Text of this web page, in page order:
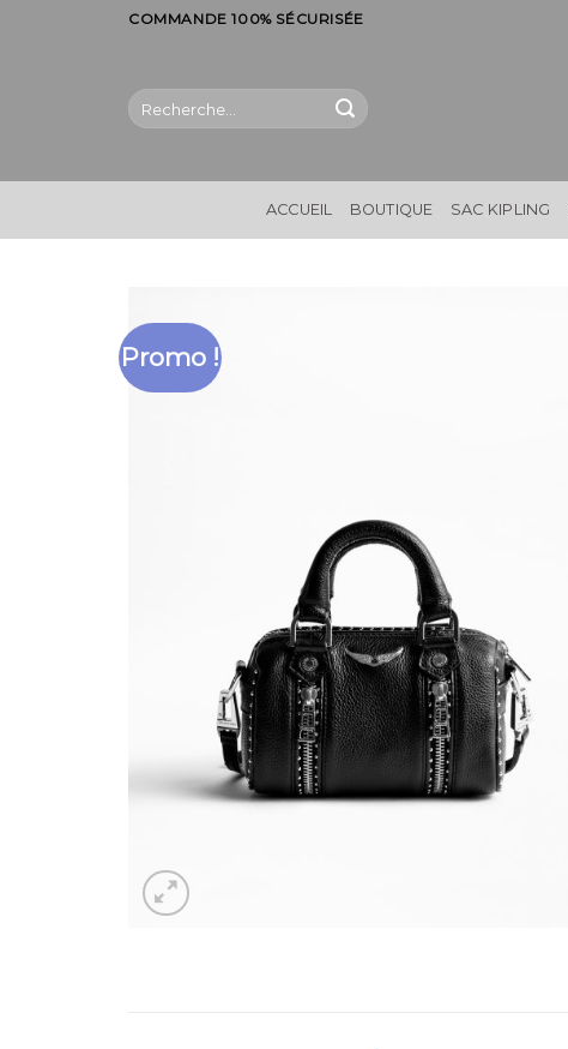
COMMANDE 100% SÉCURISÉE
Recherche
pour :
ACCUEIL BOUTIQUE SAC KIPLING
Promo !